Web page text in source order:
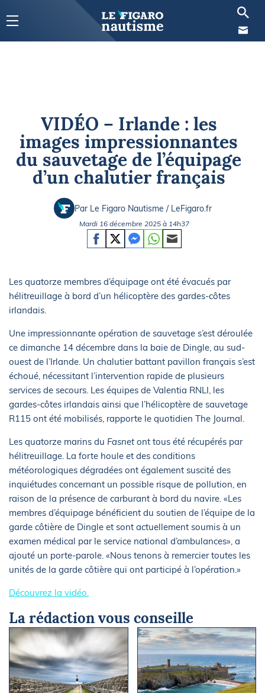
VIDÉO – Irlande : les
images impressionnantes
du sauvetage de l’équipage
d’un chalutier français
Par Le Figaro Nautisme / LeFigaro.fr
Mardi 16 décembre 2025 à 14h37
Les quatorze membres d’équipage ont été évacués par
hélitreuillage à bord d’un hélicoptère des gardes-côtes
irlandais.
Une impressionnante opération de sauvetage s’est déroulée
ce dimanche 14 décembre dans la baie de Dingle, au sud-
ouest de l’Irlande. Un chalutier battant pavillon français s’est
échoué, nécessitant l’intervention rapide de plusieurs
services de secours. Les équipes de Valentia RNLI, les
gardes-côtes irlandais ainsi que l’hélicoptère de sauvetage
R115 ont été mobilisés, rapporte le quotidien The Journal.
Les quatorze marins du Fasnetont tous été récupérés par
hélitreuillage. La forte houle et des conditions
météorologiques dégradées ont également suscité des
inquiétudes concernant un possible risque de pollution, en
raison de la présence de carburant à bord du navire. «Les
membres d’équipage bénéficient du soutien de l’équipe de la
garde côtière de Dingle et sont actuellement soumis à un
examen médical par le service national d’ambulances», a
ajouté un porte-parole. «Nous tenons à remercier toutes les
unités de la garde côtière qui ont participé à l’opération.»
Découvrez la vidéo.
La rédaction vous conseille